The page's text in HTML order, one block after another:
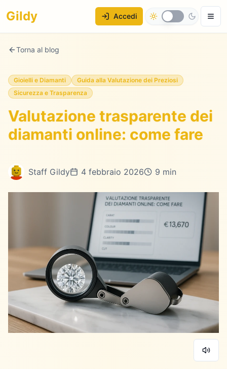
Gildy Accedi
Torna al blog
Gioielli e Diamanti
Guida alla Valutazione dei Preziosi
Sicurezza e Trasparenza
Valutazione trasparente dei
diamanti online: come fare
Staff Gildy 4 febbraio 2026 9 min